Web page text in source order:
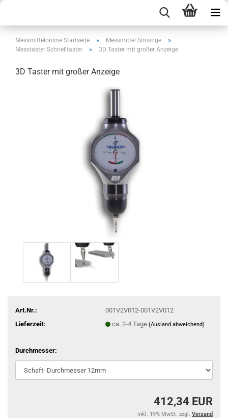
Messmittelonline Startseite » Messmittel Sonstige »
Messtaster Schnelltaster » 3D Taster mit großer Anzeige
3D Taster mit großer Anzeige
.
Art.Nr.:
001V2V012-001V2V012
Lieferzeit:
ca. 2-4 Tage (Ausland abweichend)
Durchmesser:
412,34 EUR
inkl. 19% MwSt. zzgl. Versand